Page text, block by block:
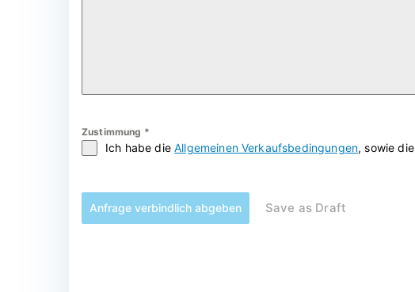
Zustimmung *
Ich habe dieAllgemeinen Verkaufsbedingungen, sowie die
Anfrage verbindlich abgeben Save as Draft